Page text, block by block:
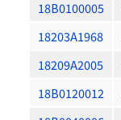
18B0100005
18203A1968
18209A2005
18B0120012